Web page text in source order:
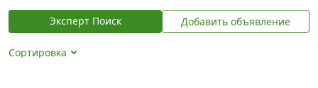
Эксперт Поиск Добавить объявление
Сортировка